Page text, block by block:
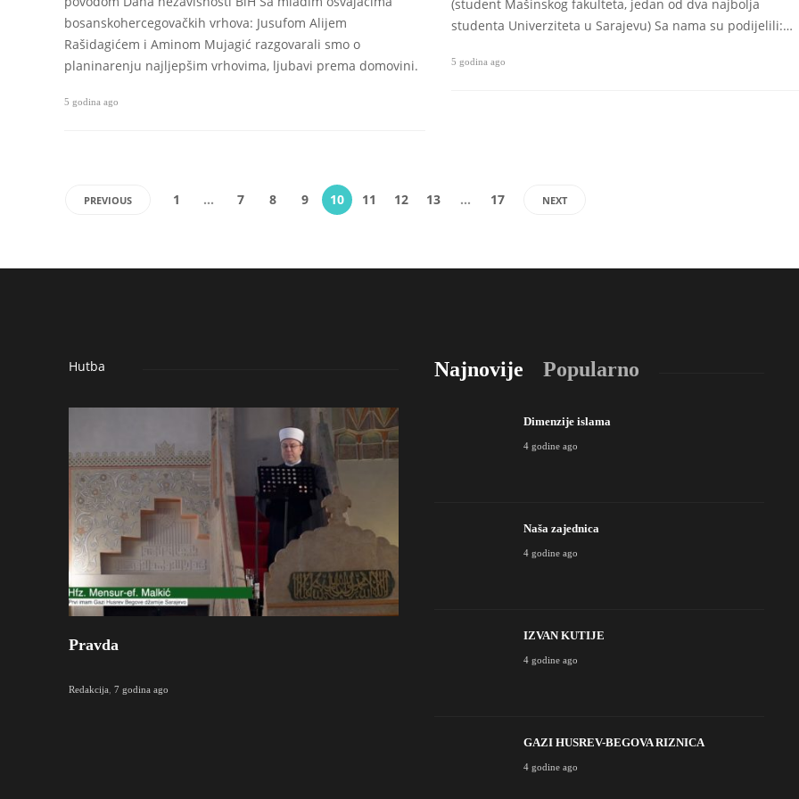
(student Mašinskog fakulteta, jedan od dva najbolja
studenta Univerziteta u Sarajevu) Sa nama su podijelili:…
5 godina ago
bosanskohercegovačkih vrhova: Jusufom Alijem
Rašidagićem i Aminom Mujagić razgovarali smo o
planinarenju najljepšim vrhovima, ljubavi prema domovini.
5 godina ago
PREVIOUS 1 … 7 8 9 10 11 12 13 … 17 NEXT
Hutba
Pravda
Redakcija 7 godina ago
Najnovije Popularno
Dimenzije islama
4 godine ago
Naša zajednica
4 godine ago
IZVAN KUTIJE
4 godine ago
GAZI HUSREV-BEGOVA RIZNICA
4 godine ago